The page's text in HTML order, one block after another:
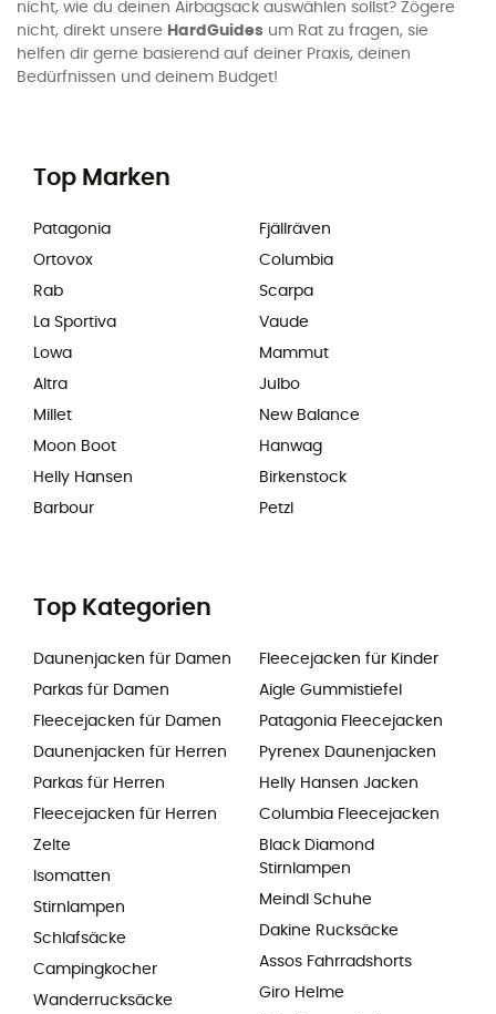
nicht, wie du deinen Airbagsack auswählen sollst? Zögere
nicht, direkt unsere HardGuides um Rat zu fragen, sie
helfen dir gerne basierend auf deiner Praxis, deinen
Bedürfnissen und deinem Budget!
Top Marken
Patagonia
Ortovox
Rab
La Sportiva
Lowa
Altra
Millet
Moon Boot
Helly Hansen
Barbour
Fjällräven
Columbia
Scarpa
Vaude
Mammut
Julbo
New Balance
Hanwag
Birkenstock
Petzl
Top Kategorien
Daunenjacken für Damen
Parkas für Damen
Fleecejacken für Damen
Daunenjacken für Herren
Parkas für Herren
Fleecejacken für Herren
Zelte
Isomatten
Stirnlampen
Schlafsäcke
Campingkocher
Wanderrucksäcke
Fleecejacken für Kinder
Aigle Gummistiefel
Patagonia Fleecejacken
Pyrenex Daunenjacken
Helly Hansen Jacken
Columbia Fleecejacken
Black Diamond
Stirnlampen
Meindl Schuhe
Dakine Rucksäcke
Assos Fahrradshorts
Giro Helme